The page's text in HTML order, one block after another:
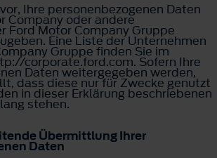
Ihre personenbezogenen Daten
Company oder andere
Ford Motor Company Gruppe
Eine Liste der Unternehmen
Gruppe finden Sie im
corporate.ford.com. Sofern Ihre
Daten weitergegeben werden,
dass diese nur für Zwecke genutzt
in dieser Erklärung beschriebenen
stehen.
Übermittlung Ihrer
Daten